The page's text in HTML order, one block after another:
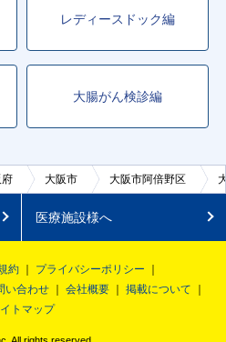
レディースドック編
大腸がん検診編
大阪市 大阪市阿倍野区
医療施設様へ
約
プライバシーポリシー
い合わせ 会社概要
掲載について
トマップ